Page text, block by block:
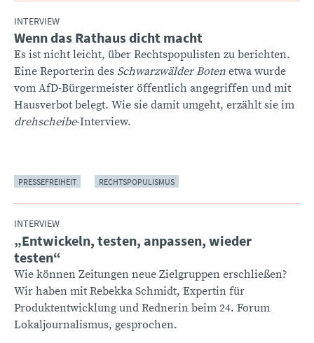
INTERVIEW
:Wenn das Rathaus dicht macht
Es ist nicht leicht, über Rechtspopulisten zu berichten.
Eine Reporterin des Schwarzwälder Boten etwa wurde
vom AfD-Bürgermeister öffentlich angegriffen und mit
Hausverbot belegt. Wie sie damit umgeht, erzählt sie im
drehscheibe-Interview.
PRESSEFREIHEIT RECHTSPOPULISMUS
INTERVIEW
:„Entwickeln, testen, anpassen, wieder
testen“
Wie können Zeitungen neue Zielgruppen erschließen?
Wir haben mit Rebekka Schmidt, Expertin für
Produktentwicklung und Rednerin beim 24. Forum
Lokaljournalismus, gesprochen.